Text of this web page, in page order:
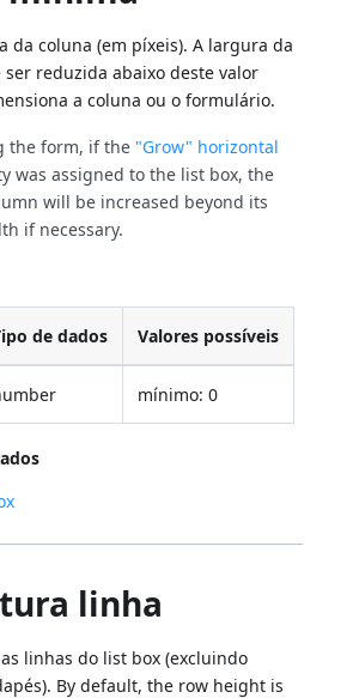
da coluna (em píxeis). A largura da
reduzida abaixo deste valor
a coluna ou o formulário.
the form, if the "Grow" horizontal
was assigned to the list box, the
will be increased beyond its
if necessary.
de dados Valores possíveis
mínimo: 0
linha
linhas do list box (excluindo
By default, the row height is